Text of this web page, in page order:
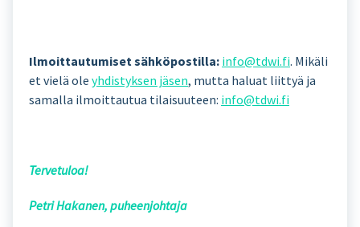
Ilmoittautumiset sähköpostilla: info@tdwi.fi. Mikäli
et vielä ole yhdistyksen jäsen, mutta haluat liittyä ja
samalla ilmoittautua tilaisuuteen: info@tdwi.fi
Tervetuloa!
Petri Hakanen, puheenjohtaja